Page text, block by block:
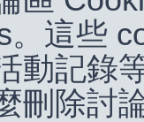
。這些
動記錄
刪除討